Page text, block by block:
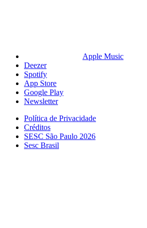
Apple Music
Deezer
Spotify
App Store
Google Play
Newsletter
Política de Privacidade
Créditos
SESC São Paulo 2026
Sesc Brasil